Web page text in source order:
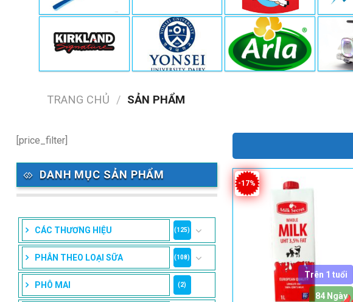
TRANG CHỦ / SẢN PHẨM
[price_filter]
DANH MỤC SẢN PHẨM
CÁC THƯƠNG HIỆU (125)
PHÂN THEO LOẠI SỮA (108)
PHÔ MAI (2)
-17%
Trên 1 tuổi
84 Ngày